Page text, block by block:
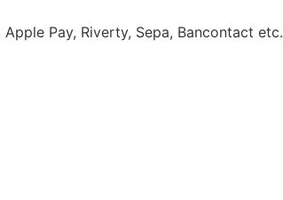
Pay, Riverty, Sepa, Bancontact etc.